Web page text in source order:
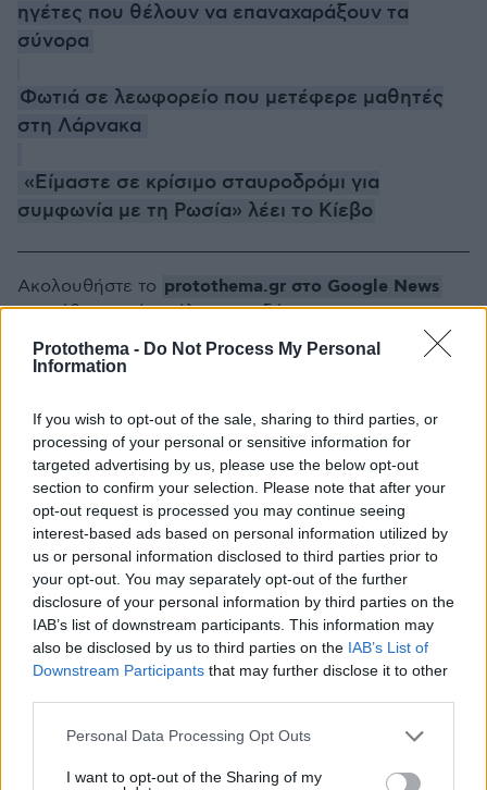
Protothema - Do Not Process My Personal
Information
If you wish to opt-out of the sale, sharing to third parties, or
processing of your personal or sensitive information for
targeted advertising by us, please use the below opt-out
section to confirm your selection. Please note that after your
opt-out request is processed you may continue seeing
interest-based ads based on personal information utilized by
us or personal information disclosed to third parties prior to
your opt-out. You may separately opt-out of the further
disclosure of your personal information by third parties on the
IAB’s list of downstream participants. This information may
also be disclosed by us to third parties on the IAB’s List of
Downstream Participants that may further disclose it to other
Please note that this website/app uses one or more Google
not limited to your visit or usage behaviour. You may click to
Personal Data Processing Opt Outs
I want to opt-out of the Sharing of my
ηγέτες που θέλουν να επαναχαράξουν τα
σύνορα
Φωτιά σε λεωφορείο που μετέφερε μαθητές
στη Λάρνακα
«Είμαστε σε κρίσιμο σταυροδρόμι για
συμφωνία με τη Ρωσία» λέει το Κίεβο
Thema Insights
Ακολουθήστε το protothema.gr στο Google News
και μάθετε πρώτοι όλες τις ειδήσεις
Δείτε όλες τις τελευταίες Ειδήσεις από την Ελλάδα
Protothema.gr